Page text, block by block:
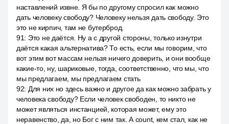
наставлений извне. Я бы по другому спросил как можно
дать человеку свободу? Человеку нельзя дать свободу. Это
это не кирпич, там не бутерброд.
91: Это не даётся. Ну а с другой стороны, только изнутри
даётся какая альтернатива? То есть, если мы говорим, что
вот этим вот массам нельзя ничего доверить, и они вообще
какие-то, ну, шариковые, тогда, соответственно, что мы, что
мы предлагаем, мы предлагаем стать
92: Для них но здесь важно и другое да как можно забрать у
человека свободу? Если человек свободен, то никто не
может являться инстанцией, которая может, ему это
неравенство, да, но Бог с ним так. А count, кем стал, как не